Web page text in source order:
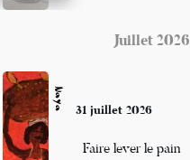
Juillet 2026
Naya 31 juillet 2026
Faire lever le pain